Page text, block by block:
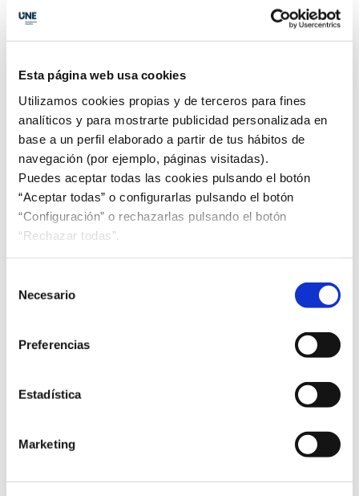
Esta página web usa cookies
Utilizamos cookies propias y de terceros para fines
analíticos y para mostrarte publicidad personalizada en
base a un perfil elaborado a partir de tus hábitos de
navegación (por ejemplo, páginas visitadas).
Puedes aceptar todas las cookies pulsando el botón
“Aceptar todas” o configurarlas pulsando el botón
“Configuración” o rechazarlas pulsando el botón
“Rechazar todas”.
Necesario
Preferencias
Estadística
Marketing
sostenibilidad, aeroespacial, salud, ciberseguridad,
big data, formación y empleo, movilidad y agenda
urbana. José Antonio Jiménez, Coordinador de
legislación, que estuvo moderada por Nuria Oliver,
Vocal del Consejo Rector de la Agencia Española de
Supervisión de la IA del ...Leer más